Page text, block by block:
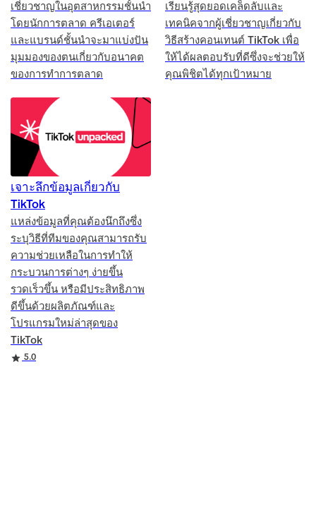
เชี่ยวชาญในอุตสาหกรรมชั้นนำ
โดยนักการตลาด ครีเอเตอร์
และแบรนด์ชั้นนำจะมาแบ่งปัน
มุมมองของตนเกี่ยวกับอนาคต
ของการทำการตลาด
เรียนรู้สุดยอดเคล็ดลับและ
เทคนิคจากผู้เชี่ยวชาญเกี่ยวกับ
วิธีสร้างคอนเทนต์ TikTok เพื่อ
ให้ได้ผลตอบรับที่ดีซึ่งจะช่วยให้
คุณพิชิตได้ทุกเป้าหมาย
เจาะลึกข้อมูลเกี่ยวกับ
TikTok
แหล่งข้อมูลที่คุณต้องนึกถึงซึ่ง
ระบุวิธีที่ทีมของคุณสามารถรับ
ความช่วยเหลือในการทำให้
กระบวนการต่างๆ ง่ายขึ้น
รวดเร็วขึ้น หรือมีประสิทธิภาพ
ดีขึ้นด้วยผลิตภัณฑ์และ
โปรแกรมใหม่ล่าสุดของ
TikTok
Rating 5.0